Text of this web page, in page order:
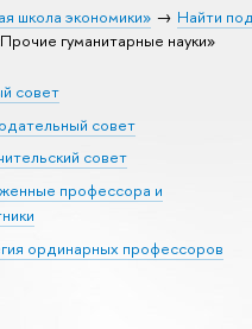
школа экономики» Найти
гуманитарные науки»
совет
совет
совет
профессора и
ординарных профессоров